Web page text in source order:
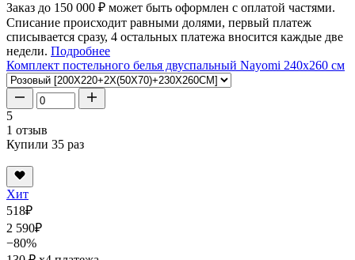
Заказ до 150 000 ₽ может быть оформлен с оплатой частями.
Списание происходит равными долями, первый платеж
списывается сразу, 4 остальных платежа вносится каждые две
недели. Подробнее
Комплект постельного белья двуспальный Nayomi 240x260 см
5
1 отзыв
Купили 35 раз
Хит
518₽
2 590₽
−80%